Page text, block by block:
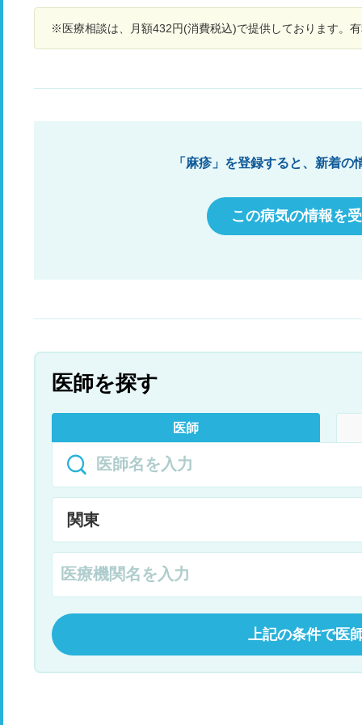
た。 体のだるさと、頭痛があります。 二週間く
らい風邪の症状があり、良くなってきたところで
※医療相談は、月額432円(消費税込)で提供しております。
「麻疹」を登録すると、新着の
この病気の情報を
医師を探す
医師
上記の条件で医